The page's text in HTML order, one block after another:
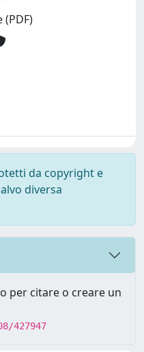
da copyright e
diversa
per citare o creare un
427947